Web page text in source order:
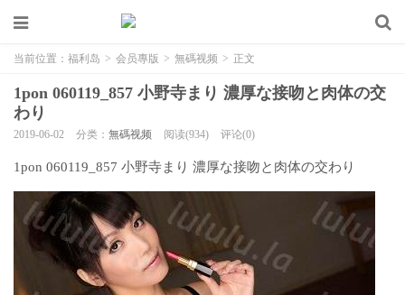
当前位置： 福利岛 > 会员專版 > 無碼视频 > 正文
1pon 060119_857 小野寺まり 濃厚な接吻と肉体の交
わり
2019-06-02 分类： 無碼视频 阅读(934) 评论(0)
1pon 060119_857 小野寺まり 濃厚な接吻と肉体の交わり